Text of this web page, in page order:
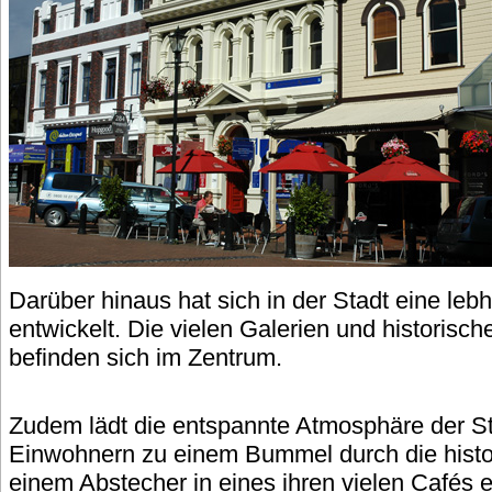
Darüber hinaus hat sich in der Stadt eine
entwickelt. Die vielen Galerien und
befinden sich im Zentrum.
Zudem lädt die entspannte Atmosphäre der
Einwohnern zu einem Bummel durch die
einem Abstecher in eines ihren vielen Cafés